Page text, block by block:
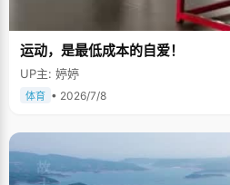
运动，是最低成本的自爱！
UP主: 婷婷
体育 • 2026/7/8